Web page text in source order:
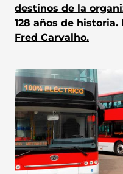
destinos de la
128 años de
Fred Carvalho.